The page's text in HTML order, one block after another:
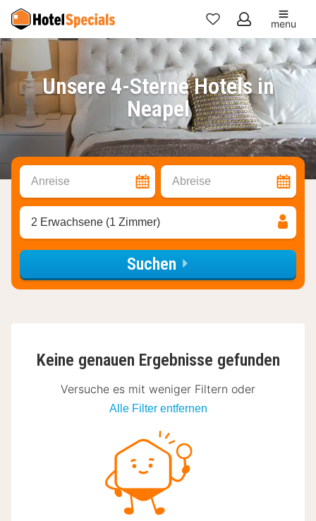
Meine
Favoriten
menu
Unsere 4-Sterne Hotels in
Neapel
Anreise Abreise
2 Erwachsene (1 Zimmer)
Suchen
Keine genauen Ergebnisse gefunden
Versuche es mit weniger Filtern oder
Alle Filter entfernen